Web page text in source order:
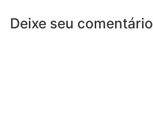
Deixe seu comentário